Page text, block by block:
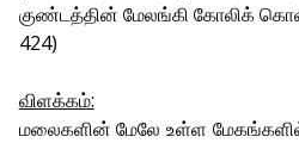
குண்டத்தின் மேலங்கி கோலிக்
424)
விளக்கம்:
மலைகளின் மேலே உள்ள